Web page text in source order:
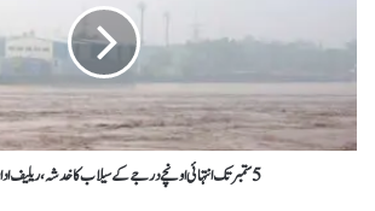
5 ستمبر تک انتہائی اونچے درجے کے سیلاب کا خدشہ، ریلیف ادارے الرٹ